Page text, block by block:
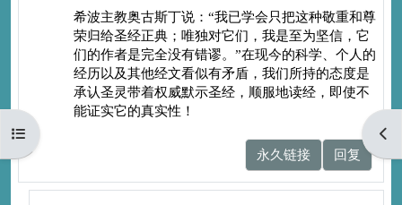
打开课程索引 打
希波主教奥古斯丁说：“我已学会只把这种敬重和尊
荣归给圣经正典；唯独对它们，我是至为坚信，它
们的作者是完全没有错谬。”在现今的科学、个人的
经历以及其他经文看似有矛盾，我们所持的态度是
承认圣灵带着权威默示圣经，顺服地读经，即使不
能证实它的真实性！
永久链接 回复